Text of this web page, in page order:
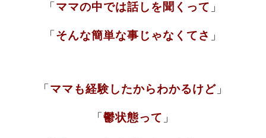
「 ママの中では話しを聞くって 」
「 そんな簡単な事じゃなくてさ 」
「 ママも経験したからわかるけど 」
「 鬱状態って 」